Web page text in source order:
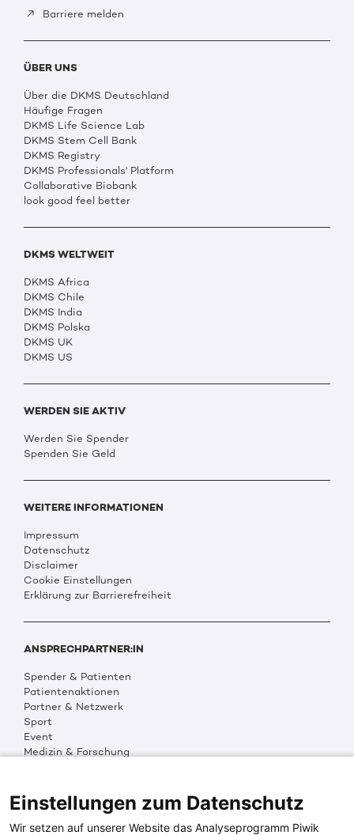
Barriere melden
ÜBER UNS
Über die DKMS Deutschland
Häufige Fragen
DKMS Life Science Lab
DKMS Stem Cell Bank
DKMS Registry
DKMS Professionals' Platform
Collaborative Biobank
look good feel better
DKMS WELTWEIT
DKMS Africa
DKMS Chile
DKMS India
DKMS Polska
DKMS UK
DKMS US
WERDEN SIE AKTIV
Werden Sie Spender
Spenden Sie Geld
WEITERE INFORMATIONEN
Impressum
Datenschutz
Disclaimer
Cookie Einstellungen
Erklärung zur Barrierefreiheit
ANSPRECHPARTNER:IN
Spender & Patienten
Patientenaktionen
Partner & Netzwerk
Sport
Event
Medizin & Forschung
Multimedia
Social Media
Einstellungen zum Datenschutz
Wir setzen auf unserer Website das Analyseprogramm Piwik